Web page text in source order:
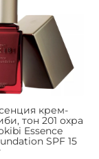
крем-
тон 201 охра
Essence
SPF 15